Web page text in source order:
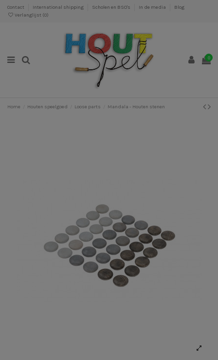
Contact International shipping Scholen en BSO's In de media
Blog
Verlanglijst (0)
0
Home Houten speelgoed Loose parts Mandala - Houten stenen